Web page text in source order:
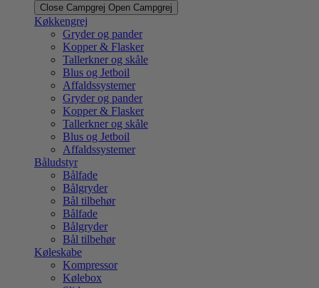
Close Campgrej Open Campgrej
Køkkengrej
Gryder og pander
Kopper & Flasker
Tallerkner og skåle
Blus og Jetboil
Affaldssystemer
Gryder og pander
Kopper & Flasker
Tallerkner og skåle
Blus og Jetboil
Affaldssystemer
Båludstyr
Bålfade
Bålgryder
Bål tilbehør
Bålfade
Bålgryder
Bål tilbehør
Køleskabe
Kompressor
Kølebox